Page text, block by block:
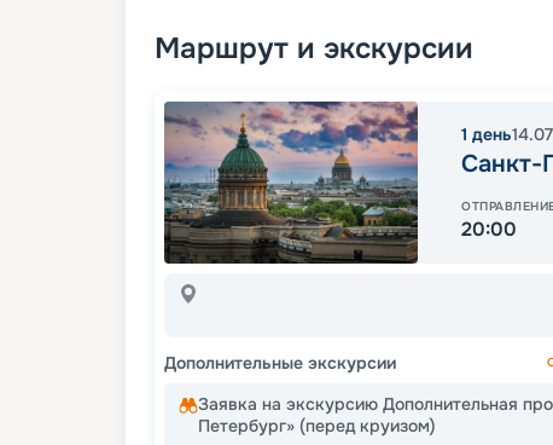
Маршрут и экскурсии
1 день
Санкт-
20:00
Дополнительные экскурсии
Заявка на экскурсию Дополнительная
Петербург» (перед круизом)